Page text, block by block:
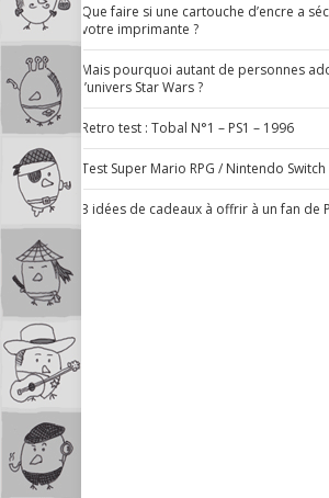
Que faire si une cartouche d’encre a
votre imprimante ?
Mais pourquoi autant de personnes
l’univers Star Wars ?
Retro test : Tobal N°1 – PS1 – 1996
Test Super Mario RPG / Nintendo Switch
3 idées de cadeaux à offrir à un fan de